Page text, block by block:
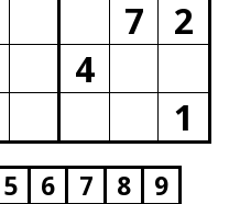
7
2
4
1
5 6 7 8 9